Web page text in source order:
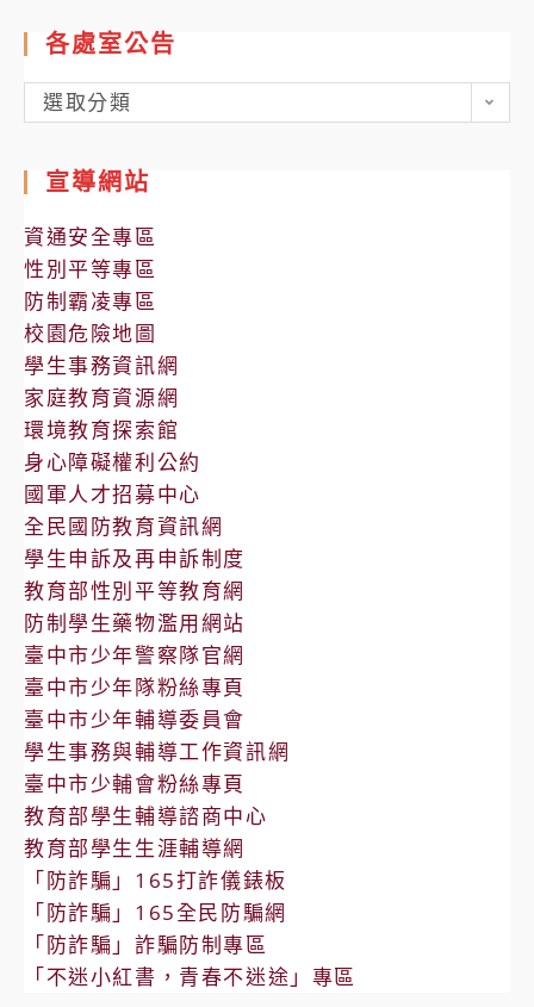
各處室公告
各
處
公
告
選取分類
宣導網站
資通安全專區
性別平等專區
防制霸凌專區
校園危險地圖
學生事務資訊網
家庭教育資源網
環境教育探索館
身心障礙權利公約
國軍人才招募中心
全民國防教育資訊網
學生申訴及再申訴制度
教育部性別平等教育網
防制學生藥物濫用網站
臺中市少年警察隊官網
臺中市少年隊粉絲專頁
臺中市少年輔導委員會
學生事務與輔導工作資訊網
臺中市少輔會粉絲專頁
教育部學生輔導諮商中心
教育部學生生涯輔導網
「防詐騙」165打詐儀錶板
「防詐騙」165全民防騙網
「防詐騙」詐騙防制專區
「不迷小紅書，青春不迷途」專區